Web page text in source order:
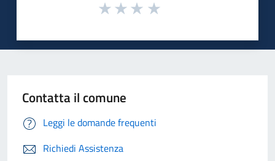
Contatta il comune
Leggi le domande frequenti
Richiedi Assistenza